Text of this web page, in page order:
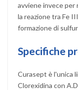
avviene invece per
la reazione tra Fe
formazione di
Specifiche
Curasept è l'unica
Clorexidina con